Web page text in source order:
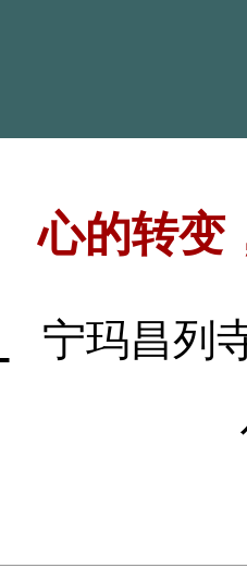
心的转变
宁玛昌列